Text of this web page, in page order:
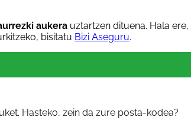
aukera uztartzen dituena. Hala ere,
bisitatu Bizi Aseguru.
Hasteko, zein da zure posta-kodea?